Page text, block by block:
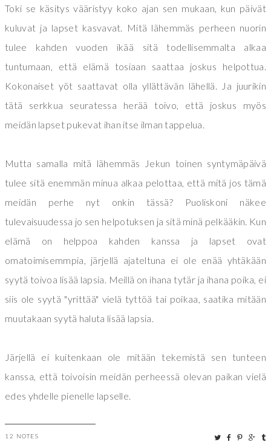
Toki se käsitys vääristyy koko ajan sen mukaan, kun päivät
kuluvat ja lapset kasvavat. Mitä lähemmäs perheen nuorin
tulee kahden vuoden ikää sitä todellisemmalta alkaa
tuntumaan, että elämä tosiaan saattaa joskus helpottua.
Kokonaiset yöt saattavat olla yllättävän lähellä. Ja juurikin
tätä serkkua seuratessa herää toivo, että joskus myös
meidän lapset pukevat ihan itse ilman tappelua.
Mutta samalla mitä lähemmäs Jekun toinen syntymäpäivä
tulee sitä enemmän minua alkaa pelottaa, että mitä jos tämä
meidän perhe nyt onkin tässä? Puoliskoni näkee
tulevaisuudessa jo sen helpotuksen ja sitä minä pelkääkin. Kun
elämä on helppoa kahden kanssa ja lapset ovat
omatoimisemmpia, järjellä ajateltuna ei ole enää yhtäkään
syytä toivoa lisää lapsia. Meillä on ihana tytär ja ihana poika, ei
siis ole syytä "yrittää" vielä tyttöä tai poikaa, saatika mitään
muutakaan syytä haluta lisää lapsia.
Järjellä ei kuitenkaan ole mitään tekemistä sen tunteen
kanssa, että toivoisin meidän perheessä olevan paikan vielä
edes yhdelle pienelle lapselle.
12 NOTES